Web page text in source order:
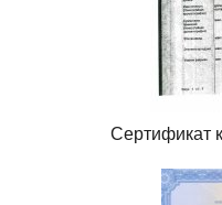
Сертификат